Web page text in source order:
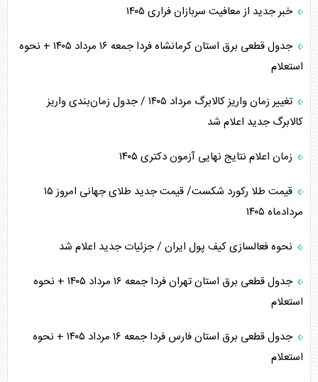
خبر جدید از معافیت سربازان فراری ۱۴۰۵
جدول قطعی برق استان کرمانشاه فردا جمعه ۱۶ مرداد ۱۴۰۵ + نحوه
استعلام
تغییر زمان واریز کالابرگ مرداد ۱۴۰۵ / جدول زمان‌بندی واریز
کالابرگ جدید اعلام شد
زمان اعلام نتایج نهایی آزمون دکتری ۱۴۰۵
قیمت طلا رکورد شکست/ قیمت جدید طلای جهانی امروز ۱۵
مردادماه ۱۴۰۵
نحوه فعالسازی کیف پول ایران / جزئیات جدید اعلام شد
جدول قطعی برق استان تهران فردا جمعه ۱۶ مرداد ۱۴۰۵ + نحوه
استعلام
جدول قطعی برق استان فارس فردا جمعه ۱۶ مرداد ۱۴۰۵ + نحوه
استعلام